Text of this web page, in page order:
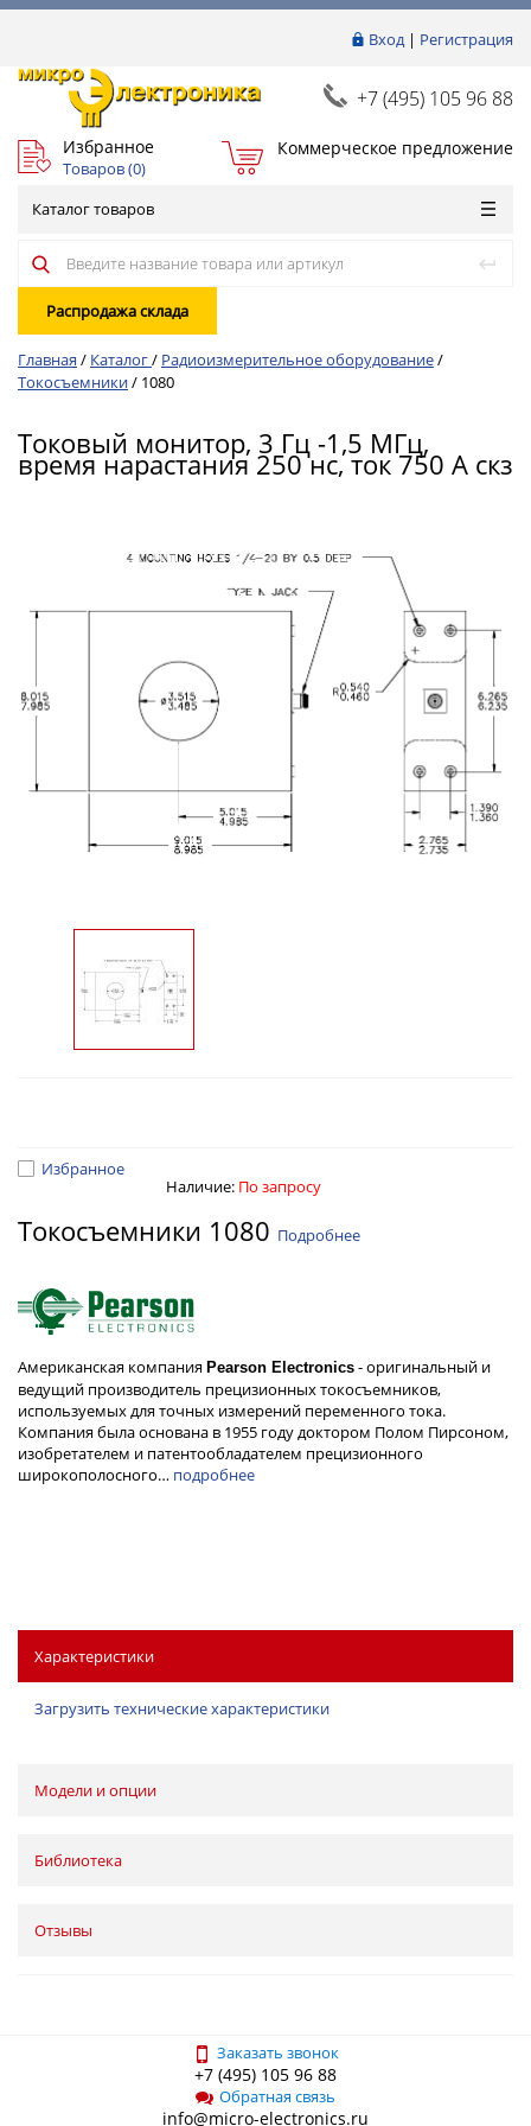
Вход| Регистрация
+7 (495) 105 96 88
Избранное
Товаров (0)
Коммерческое предложение
Каталог товаров
Распродажа склада
Главная / Каталог/ Радиоизмерительное оборудование/
Токосъемники/ 1080
Токовый монитор, 3 Гц -1,5 МГц,
время нарастания 250 нс, ток 750 А скз
Избранное
Наличие: По запросу
Токосъемники 1080 Подробнее
Американская компания Pearson Electronics - оригинальный и
ведущий производитель прецизионных токосъемников,
используемых для точных измерений переменного тока.
Компания была основана в 1955 году доктором Полом Пирсоном,
изобретателем и патентообладателем прецизионного
широкополосного… подробнее
Характеристики
Загрузить технические характеристики
Модели и опции
Библиотека
Отзывы
Заказать звонок
+7 (495) 105 96 88
Обратная связь
info@micro-electronics.ru